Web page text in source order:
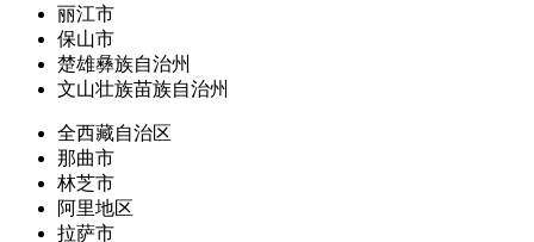
丽江市
保山市
楚雄彝族自治州
文山壮族苗族自治州
全西藏自治区
那曲市
林芝市
阿里地区
拉萨市